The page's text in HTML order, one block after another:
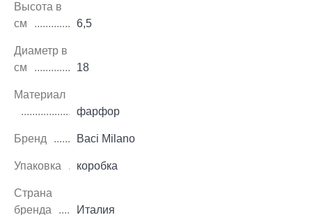
Высота в
см
6,5
Диаметр в
см
18
Материал
фарфор
Бренд Baci Milano
Упаковка коробка
Страна
бренда
Италия